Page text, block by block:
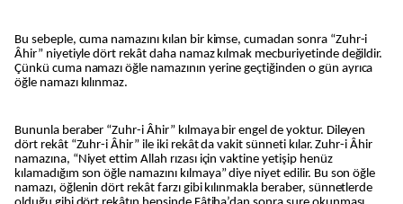
Bu sebeple, cuma namazını kılan bir kimse, cumadan sonra “Zuhr-i
Âhir” niyetiyle dört rekât daha namaz kılmak mecburiyetinde değildir.
Çünkü cuma namazı öğle namazının yerine geçtiğinden o gün ayrıca
öğle namazı kılınmaz.
Bununla beraber “Zuhr-i Âhir” kılmaya bir engel de yoktur. Dileyen
dört rekât “Zuhr-i Âhir” ile iki rekât da vakit sünneti kılar. Zuhr-i Âhir
namazına, “Niyet ettim Allah rızası için vaktine yetişip henüz
kılamadığım son öğle namazını kılmaya” diye niyet edilir. Bu son öğle
namazı, öğlenin dört rekât farzı gibi kılınmakla beraber, sünnetlerde